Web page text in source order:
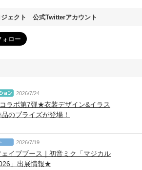
ジェクト 公式Twitterアカウント
2026/7/24
ラボ第7弾★衣装デザイン&イラス
品のプライズが登場！
2026/7/19
イブブース｜初音ミク「マジカル
」出展情報★